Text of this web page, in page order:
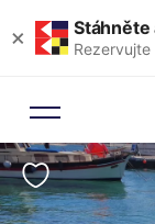
× Stáhněte
Rezervujte